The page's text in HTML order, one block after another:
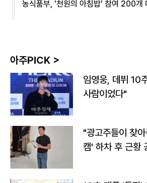
농식품부, '천원의 아침밥' 참여 200개
아주PICK >
임영웅, 데뷔 10
사람이었다"
"광고주들이 찾
캠' 하차 후 근황